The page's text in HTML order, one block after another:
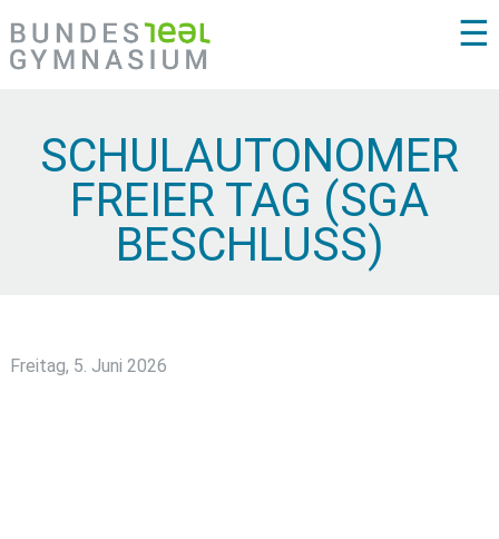
☰
SCHULAUTONOMER
FREIER TAG (SGA
BESCHLUSS)
Freitag, 5. Juni 2026